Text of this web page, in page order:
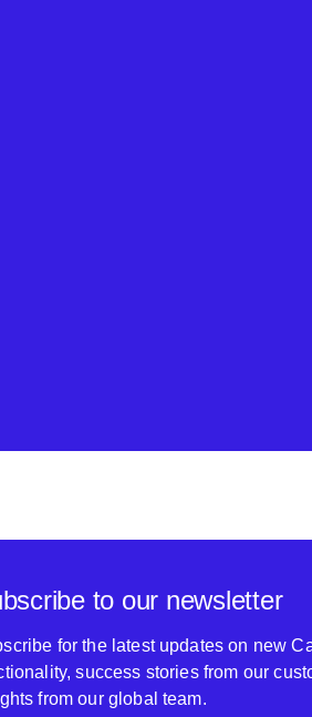
to our newsletter
for the latest updates on new
success stories from our
from our global team.